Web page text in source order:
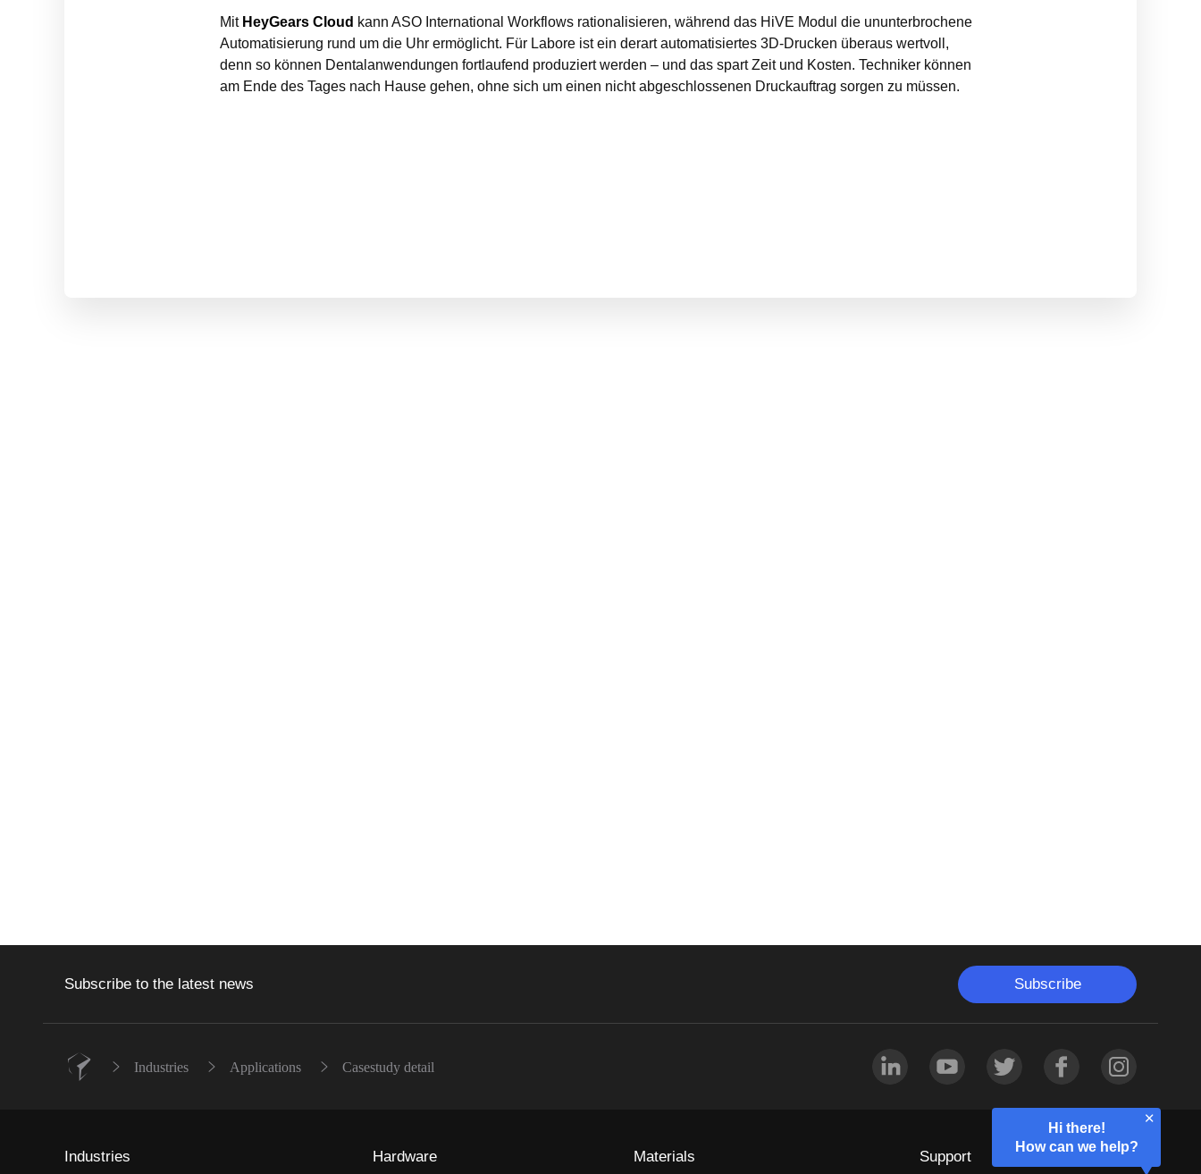
Mit HeyGears Cloud kann ASO International Workflows rationalisieren, während das HiVE Modul die ununterbrochene
Automatisierung rund um die Uhr ermöglicht. Für Labore ist ein derart automatisiertes 3D-Drucken überaus wertvoll,
denn so können Dentalanwendungen fortlaufend produziert werden – und das spart Zeit und Kosten. Techniker können
am Ende des Tages nach Hause gehen, ohne sich um einen nicht abgeschlossenen Druckauftrag sorgen zu müssen.
Subscribe to the latest news Subscribe
Industries Applications Casestudy detail
Industries Hardware Materials Support
Hi there!
How can we help?